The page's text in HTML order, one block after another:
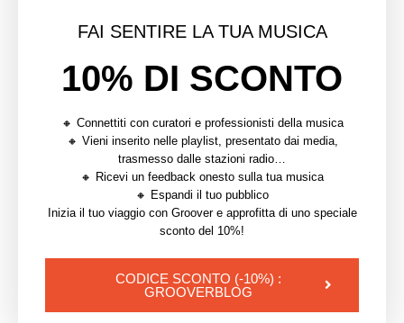
2.4 Tag
Tipi di tag da aggiungere
Stile musicale del video. Sentitevi liberi di
aggiungerne diversi e di puntare in alto.
Nome del titolo del brano.
caso di un featuring.
FAI SENTIRE LA TUA MUSICA
10% DI SCONTO
🔸 Connettiti con curatori e professionisti della musica
🔸 Vieni inserito nelle playlist, presentato dai media,
trasmesso dalle stazioni radio…
🔸 Ricevi un feedback onesto sulla tua musica
🔸 Espandi il tuo pubblico
Inizia il tuo viaggio con Groover e approfitta di uno speciale
sconto del 10%!
CODICE SCONTO (-10%) :
GROOVERBLOG